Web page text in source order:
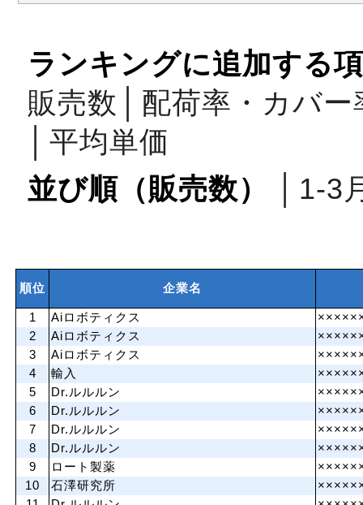
ランキングに追加する
販売数
配荷率・カバー
平均単価
並び順（販売数）
1‐3
順位 企業名
1 Aiロボティクス
2
Aiロボティクス
3
Aiロボティクス
4
輸入
5
Dr.ルルルン
6
Dr.ルルルン
7
Dr.ルルルン
8
Dr.ルルルン
9
ロート製薬
10
石澤研究所